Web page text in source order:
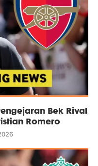
Bek Rival
Romero